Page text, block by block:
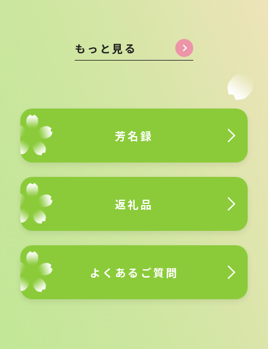
もっと見る
芳名録
返礼品
よくあるご質問